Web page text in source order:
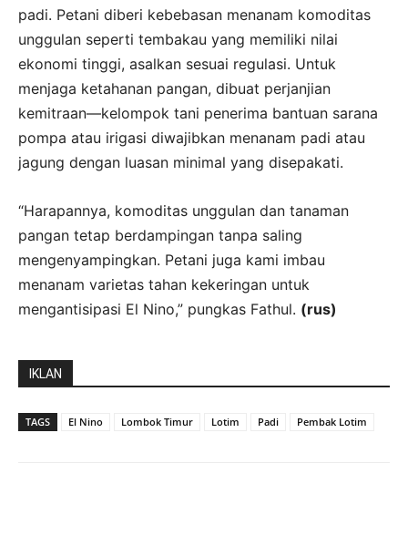
padi. Petani diberi kebebasan menanam komoditas
unggulan seperti tembakau yang memiliki nilai
ekonomi tinggi, asalkan sesuai regulasi. Untuk
menjaga ketahanan pangan, dibuat perjanjian
kemitraan—kelompok tani penerima bantuan sarana
pompa atau irigasi diwajibkan menanam padi atau
jagung dengan luasan minimal yang disepakati.
“Harapannya, komoditas unggulan dan tanaman
pangan tetap berdampingan tanpa saling
mengenyampingkan. Petani juga kami imbau
menanam varietas tahan kekeringan untuk
mengantisipasi El Nino,” pungkas Fathul. (rus)
IKLAN
TAGS El Nino Lombok Timur Lotim Padi Pembak Lotim